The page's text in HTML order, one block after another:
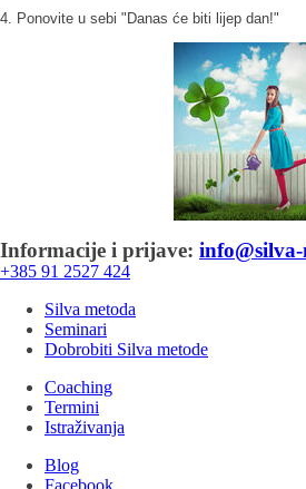
4. Ponovite u sebi "Danas će biti lijep dan!"
Informacije i prijave:
+385 91 2527 424
Silva metoda
Seminari
Dobrobiti Silva metode
Coaching
Termini
Istraživanja
Blog
Facebook